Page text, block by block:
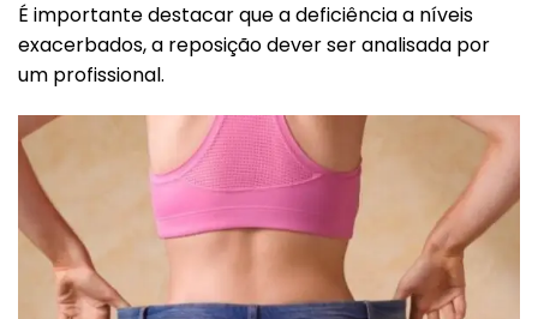
É importante destacar que a deficiência a níveis
exacerbados, a reposição dever ser analisada por
um profissional.